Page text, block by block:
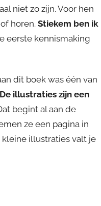
niet zo zijn. Voor hen
horen. Stiekem ben ik
eerste kennismaking
dit boek was één van
De illustraties zijn een
begint al aan de
ze een pagina in
illustraties valt je